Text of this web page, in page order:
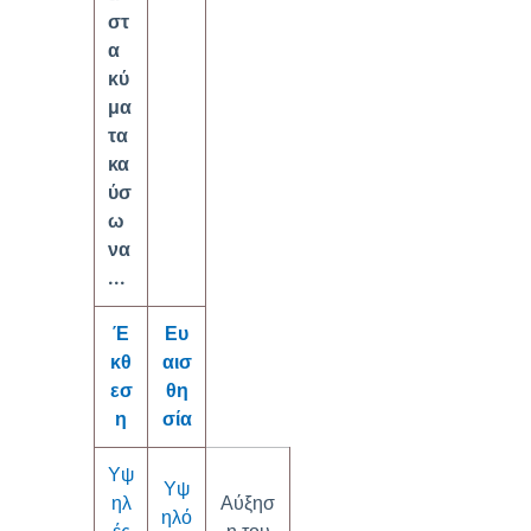
στ
α
κύ
μα
τα
κα
ύσ
ω
να
...
Έ
κθ
εσ
η
Ευ
αισ
θη
σία
Υψ
ηλ
Υψ
ηλό
Αύξησ